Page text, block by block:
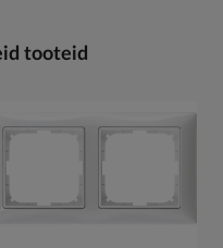
tooteid